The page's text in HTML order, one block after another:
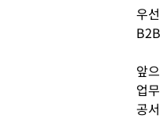
우
앞
업
공